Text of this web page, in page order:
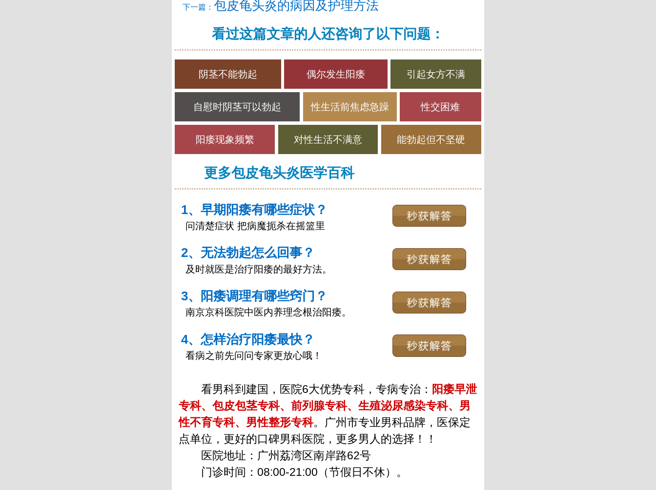
下一篇：包皮龟头炎的病因及护理方法
看过这篇文章的人还咨询了以下问题：
阴茎不能勃起 偶尔发生阳痿 引起女方不满
自慰时阴茎可以勃起 性生活前焦虑急躁 性交困难
阳痿现象频繁 对性生活不满意 能勃起但不坚硬
更多包皮龟头炎医学百科
1、早期阳痿有哪些症状？
问清楚症状 把病魔扼杀在摇篮里
2、无法勃起怎么回事？
及时就医是治疗阳痿的最好方法。
3、阳痿调理有哪些窍门？
南京京科医院中医内养理念根治阳痿。
4、怎样治疗阳痿最快？
看病之前先问问专家更放心哦！
看男科到建国，医院6大优势专科，专病专治： 阳痿早泄
专科、包皮包茎专科、前列腺专科、生殖泌尿感染专科、男
性不育专科、男性整形专科。广州市专业男科品牌，医保定
点单位，更好的口碑男科医院，更多男人的选择！！
医院地址：广州荔湾区南岸路62号
门诊时间：08:00-21:00（节假日不休）。